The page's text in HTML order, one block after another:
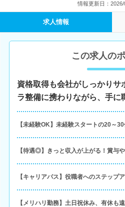
情報更新日：2026/
求人情報
この求人の
資格取得も会社がしっかりサ
ラ整備に携わりながら、手に
【未経験OK】未経験スタートの20～
【待遇◎】きっと収入が上がる！賞与
【キャリアパス】役職者へのステップ
【メリハリ勤務】土日祝休み、有休も